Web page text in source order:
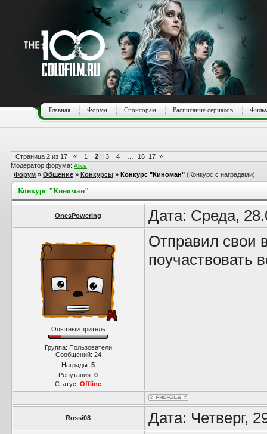
Главная Форум Спонсорам Расписание сериалов
Страница 2 из 17 « 1 2 3 4 16 17 »
Модератор форума: Alice
Форум » Общение » Конкурсы » Конкурс "Киноман" (Конкурс с наградами)
Конкурс "Киноман"
OnesPowering Дата: Среда,
Опытный зритель
Группа: Пользователи
Сообщений: 24
Награды: 5
Репутация: 0
Статус: Offline
Отправил свои
поучаствовать
Rossi08 Дата: Четверг,